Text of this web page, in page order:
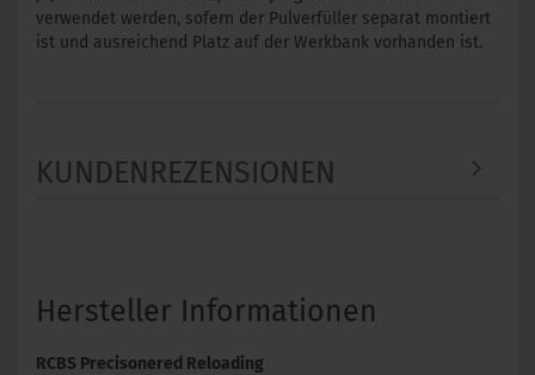
verwendet werden, sofern der Pulverfüller separat montiert
ist und ausreichend Platz auf der Werkbank vorhanden ist.
KUNDENREZENSIONEN
Hersteller Informationen
RCBS Precisonered Reloading